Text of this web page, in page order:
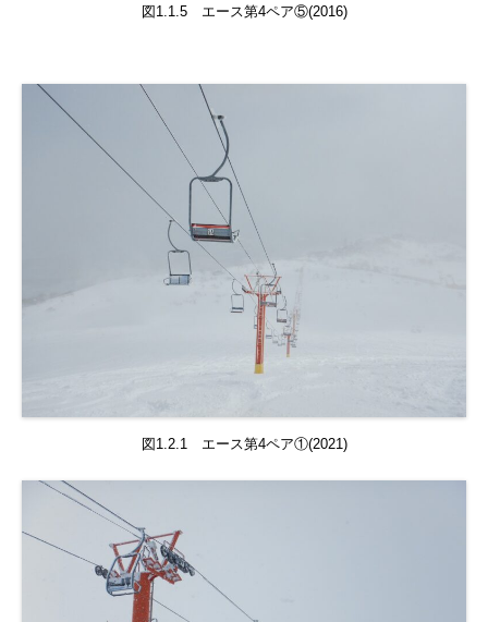
図1.1.5 エース第4ペア⑤(2016)
図1.2.1 エース第4ペア①(2021)